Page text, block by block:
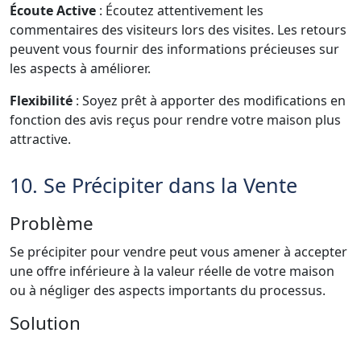
Écoute Active : Écoutez attentivement les
commentaires des visiteurs lors des visites. Les retours
peuvent vous fournir des informations précieuses sur
les aspects à améliorer.
Flexibilité : Soyez prêt à apporter des modifications en
fonction des avis reçus pour rendre votre maison plus
attractive.
10. Se Précipiter dans la Vente
Problème
Se précipiter pour vendre peut vous amener à accepter
une offre inférieure à la valeur réelle de votre maison
ou à négliger des aspects importants du processus.
Solution